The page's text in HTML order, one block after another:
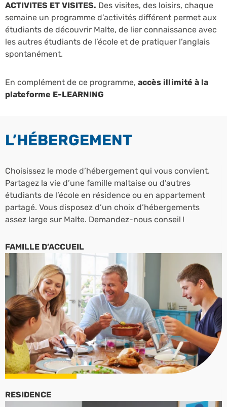
ACTIVITES ET VISITES. Des visites, des loisirs, chaque
semaine un programme d’activités différent permet aux
étudiants de découvrir Malte, de lier connaissance avec
les autres étudiants de l’école et de pratiquer l’anglais
spontanément.
En complément de ce programme, accès illimité à la
plateforme E-LEARNING
L’HÉBERGEMENT
Choisissez le mode d’hébergement qui vous convient.
Partagez la vie d’une famille maltaise ou d’autres
étudiants de l’école en résidence ou en appartement
partagé. Vous disposez d’un choix d’hébergements
assez large sur Malte. Demandez-nous conseil !
FAMILLE D’ACCUEIL
RESIDENCE